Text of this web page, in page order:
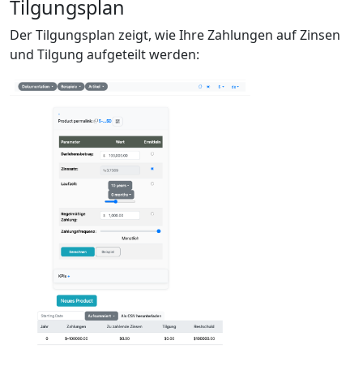
Tilgungsplan
Der Tilgungsplan zeigt, wie Ihre Zahlungen auf Zinsen
und Tilgung aufgeteilt werden: